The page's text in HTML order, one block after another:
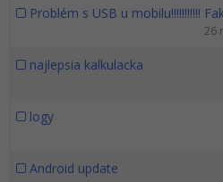
Problém s USB u mobilu!!!!!!!!!!!
26
najlepsia kalkulacka
logy
Android update